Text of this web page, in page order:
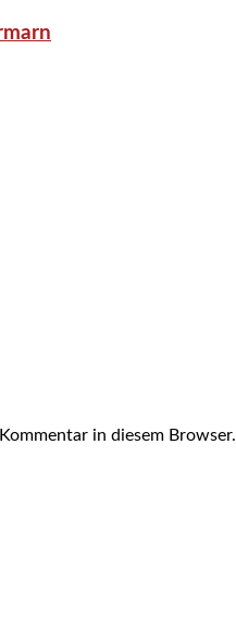
in diesem Browser.